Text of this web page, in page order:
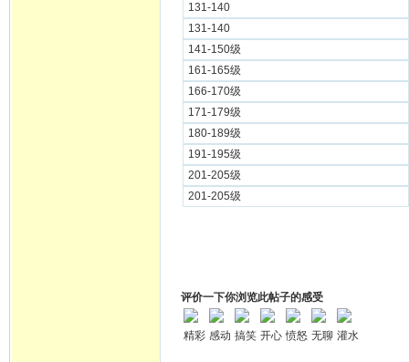
131-140
131-140
141-150级
161-165级
166-170级
171-179级
180-189级
191-195级
201-205级
201-205级
评价一下你浏览此帖子的感受
精彩 感动 搞笑 开心 愤怒 无聊 灌水